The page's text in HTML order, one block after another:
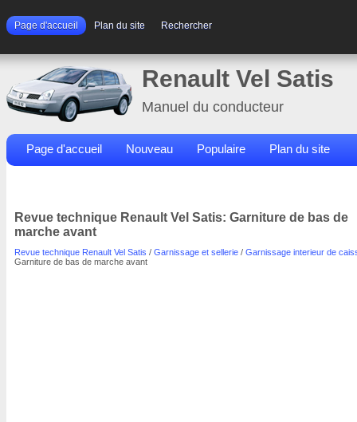
Page d'accueil Plan du site Rechercher
Renault Vel Satis
Manuel du conducteur
Page d'accueil Nouveau Populaire Plan du site
Revue technique Renault Vel Satis: Garniture de bas de
marche avant
Revue technique Renault Vel Satis / Garnissage et sellerie / Garnissage interieur de
Garniture de bas de marche avant